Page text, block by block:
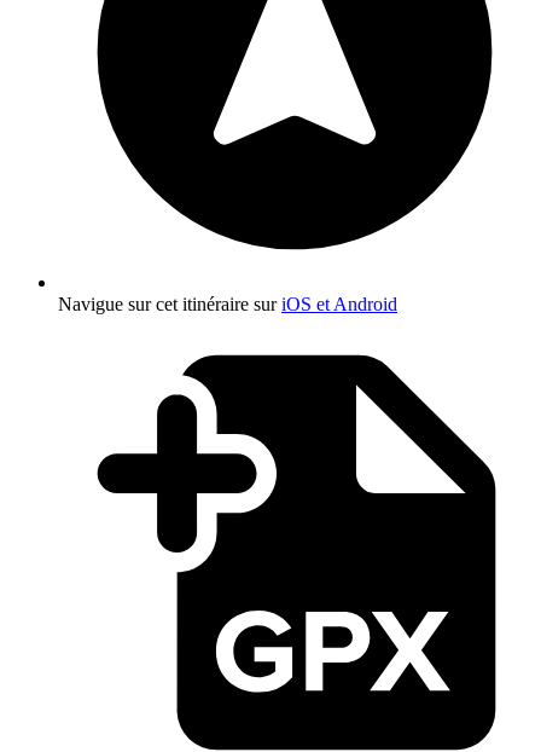
Navigue sur cet itinéraire suriOS et Android